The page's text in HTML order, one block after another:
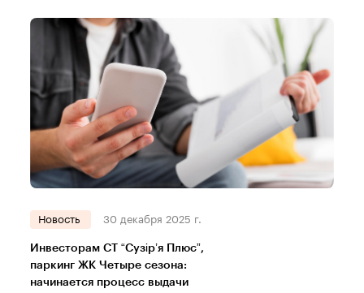
Новость 30 декабря 2025 г.
Инвесторам СТ “Сузір’я Плюс”,
паркинг ЖК Четыре сезона:
начинается процесс выдачи